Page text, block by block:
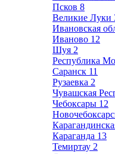
Псков 8
Великие Луки
Ивановская
Иваново 12
Шуя 2
Республика
Саранск 11
Рузаевка 2
Чувашская
Чебоксары 12
Караганда 13
Темиртау 2